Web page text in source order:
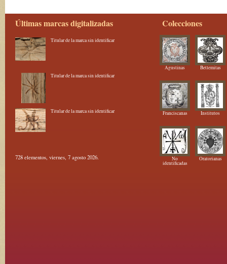
Últimas marcas digitalizadas
Titular de la marca sin identificar
Titular de la marca sin identificar
Titular de la marca sin identificar
728 elementos, viernes, 7 agosto 2026.
Colecciones
Agustinas Betlemitas
Franciscanas Institutos
No
identificadas
Oratorianas